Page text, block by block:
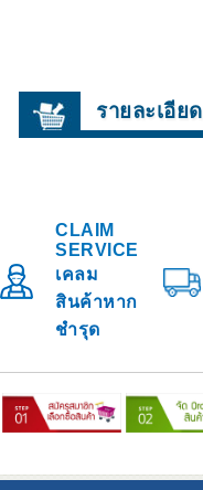
รายละเอียด
CLAIM
SERVICE
เคลม
สินค้าหาก
ชำรุด